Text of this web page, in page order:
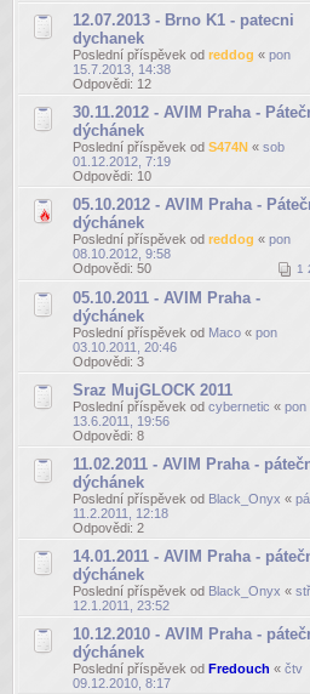
12.07.2013 - Brno K1 - patecni
dychanek
Poslední příspěvek od reddog « pon
15.7.2013, 14:38
Odpovědi: 12
30.11.2012 - AVIM Praha -
dýchánek
Poslední příspěvek od S474N « sob
01.12.2012, 7:19
Odpovědi: 10
05.10.2012 - AVIM Praha -
dýchánek
Poslední příspěvek od reddog « pon
08.10.2012, 9:58
Odpovědi: 50 1
05.10.2011 - AVIM Praha -
dýchánek
Poslední příspěvek od Maco « pon
03.10.2011, 20:46
Odpovědi: 3
Sraz MujGLOCK 2011
Poslední příspěvek od cybernetic « pon
13.6.2011, 19:56
Odpovědi: 8
11.02.2011 - AVIM Praha -
dýchánek
Poslední příspěvek od Black_Onyx «
11.2.2011, 12:18
Odpovědi: 2
14.01.2011 - AVIM Praha -
dýchánek
Poslední příspěvek od Black_Onyx « stř
12.1.2011, 23:52
10.12.2010 - AVIM Praha -
dýchánek
Poslední příspěvek od Fredouch « čtv
09.12.2010, 8:17